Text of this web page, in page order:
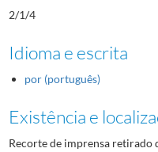
2/1/4
Idioma e escrita
por (português)
Existência e
Recorte de imprensa retirado